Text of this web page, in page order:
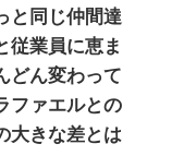
と同じ仲間達
従業員に恵ま
どん変わって
ファエルとの
大きな差とは